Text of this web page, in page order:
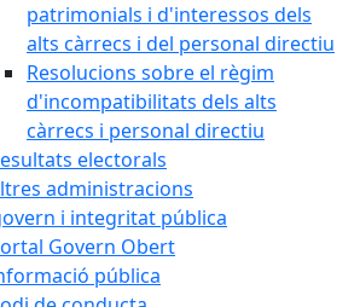
patrimonials i d'interessos dels
alts càrrecs i del personal directiu
Resolucions sobre el règim
d'incompatibilitats dels alts
càrrecs i personal directiu
electorals
administracions
i integritat pública
Govern Obert
pública